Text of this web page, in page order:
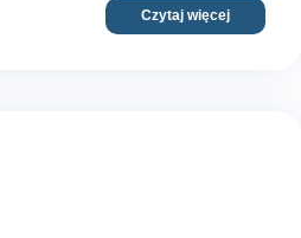
Czytaj więcej